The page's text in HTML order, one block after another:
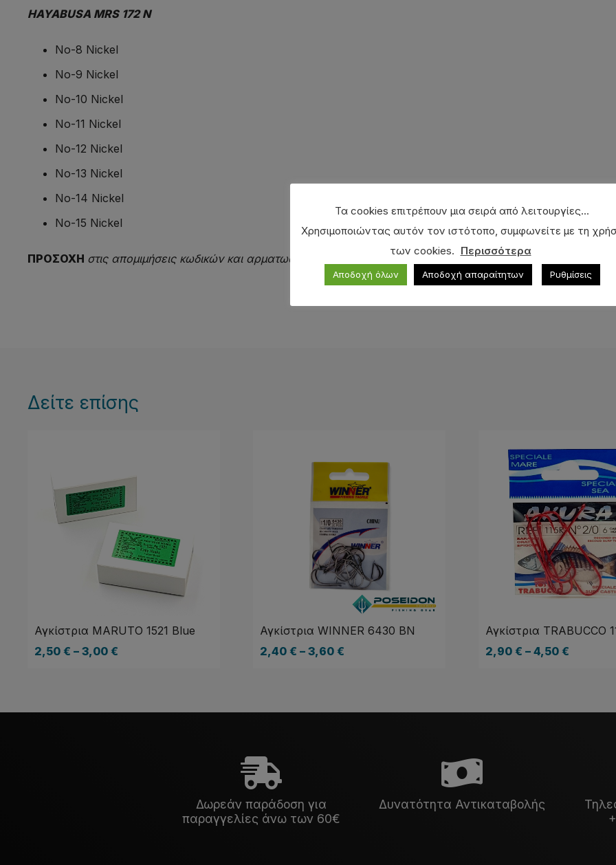
HAYABUSA MRS 172 N
No-8 Nickel
No-9 Nickel
No-10 Nickel
No-11 Nickel
No-12 Nickel
No-13 Nickel
No-14 Nickel
No-15 Nickel
ΠΡΟΣΟΧΗ στις απομιμήσεις κωδικών και αρματωσιών, ουδεμία σχέση έχουνμε τη μοναδική ποιότητα
Δείτε επίσης
Αγκίστρια MARUTO 1521 Blue
2,50 € – 3,00 €
Αγκίστρια WINNER 6430 BN
2,40 € – 3,60 €
Αγκίστρια TRABUCCO
2,90 € – 4,50 €
Δωρεάν παράδοση για
παραγγελίες άνω των 60€
Δυνατότητα Αντικαταβολής
Τα cookies επιτρέπουν μια σειρά από λειτουργίες...
Χρησιμοποιώντας αυτόν τον ιστότοπο, συμφωνείτε με τη
των cookies. Περισσότερα
Αποδοχή όλων Αποδοχή απαραίτητων Ρυθμίσεις